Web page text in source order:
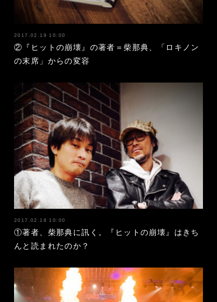
2017.02.19 10:00
②『ヒットの崩壊』の著者＝柴那典、「ロキノン
の末席」からの変容
2017.02.18 10:00
①著者、柴那典に訊く。『ヒットの崩壊』はきち
んと読まれたのか？